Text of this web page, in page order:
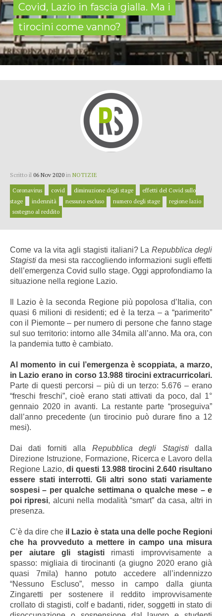
Covid, Lazio in fascia gialla. Ma i
tirocini come vanno?
Scritto il 06 Nov 2020 in NOTIZIE
Coronavirus covid diminuzione degli stage
effetti del Covid sullo
stage
indennità nessuno escluso numero degli stage
regione lazio
sostegno al reddito
Come va la vita agli stagisti italiani? LaRepubblica degli
Stagisti da mesi sta raccogliendo informazioni sugli effetti
dell’emergenza Covid sullo stage. Oggi approfondiamo la
situazione nella regione Lazio.
Il Lazio è la seconda Regione più popolosa d’Italia, con
quasi 6 milioni di residenti; ed è la terza – a “parimerito”
con il Piemonte – per numero di persone che fanno stage
sul suo territorio: intorno alle 34mila all’anno. Ma ora, con
la pandemia tutto è cambiato.
Al momento in cui l’emergenza è scoppiata, a marzo,
in Lazio erano in corso 13.988 tirocini extracurricolari.
Parte di questi percorsi – più di un terzo: 5.676 – erano
“freschi freschi”, cioè erano stati attivati da poco, dal 1°
gennaio 2020 in avanti. La restante parte “proseguiva”
dall’anno precedente (un tirocinio può durare fino a 12
mesi).
Dai dati forniti alla Repubblica degli Stagistidalla
Direzione Istruzione, Formazione, Ricerca e Lavoro della
Regione Lazio, di questi 13.988 tirocini 2.640 risultano
essere stati interrotti. Gli altri sono stati variamente
sospesi – per qualche settimana o qualche mese – e
poi ripresi, alcuni nella modalità “smart” da casa, altri in
presenza.
C’è da dire che il Lazio è stata una delle poche Regioni
che ha provveduto a mettere in campo una misura
per aiutare gli stagistirimasti improvvisamente a
spasso: migliaia di tirocinanti (a giugno 2020 erano già
quasi 7mila) hanno potuto accedere all’indennizzo
“Nessuno Escluso”, messo in campo dalla giunta
Zingaretti per sostenere il reddito improvvisamente
crollato di stagisti, colf e badanti, rider, soggetti in stato di